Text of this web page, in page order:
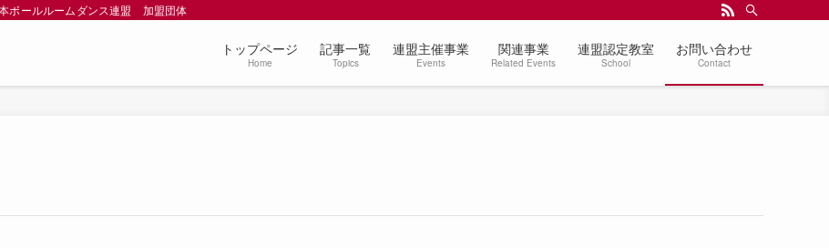
ボールルームダンス連盟 加盟団体
トップページ
Home
記事一覧
Topics
連盟主催事業
Events
関連事業
Related Events
連盟認定教室
School
お問い合わせ
Contact